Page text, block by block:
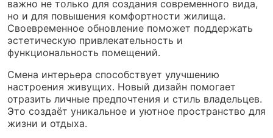
важно не только для создания современного вида,
но и для повышения комфортности жилища.
Своевременное обновление поможет поддержать
эстетическую привлекательность и
функциональность помещений.
Смена интерьера способствует улучшению
настроения живущих. Новый дизайн помогает
отразить личные предпочтения и стиль владельцев.
Это создаёт уникальное и уютное пространство для
жизни и отдыха.